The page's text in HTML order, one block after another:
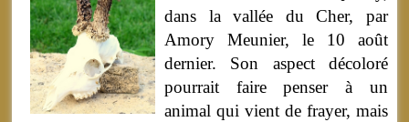
dans la vallée du Cher, par
Amory Meunier, le 10 août
dernier. Son aspect décoloré
pourrait faire penser à un
animal qui vient de frayer, mais